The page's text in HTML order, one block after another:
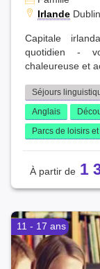
Irlande Dublin
Capitale
quotidien -
chaleureuse et
Séjours
Anglais
Parcs de loisirs
1
11 - 17 ans